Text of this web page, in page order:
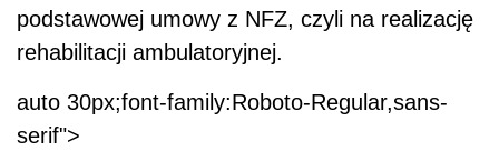
podstawowej umowy z NFZ, czyli na realizację
rehabilitacji ambulatoryjnej.
auto 30px;font-family:Roboto-Regular,sans-
serif">